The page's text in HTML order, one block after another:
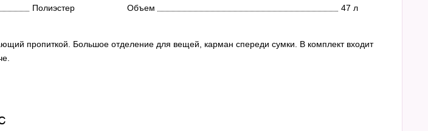
Полиэстер Объем 47 л
пропиткой. Большое отделение для вещей, карман спереди сумки. В комплект входит